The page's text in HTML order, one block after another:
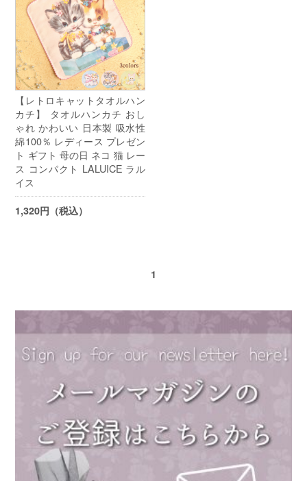
【レトロキャットタオルハン
カチ】 タオルハンカチ おし
ゃれ かわいい 日本製 吸水性
綿100％ レディース プレゼン
ト ギフト 母の日 ネコ 猫 レー
ス コンパクト LALUICE ラル
イス
1,320円（税込）
1